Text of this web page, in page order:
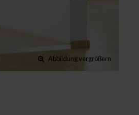
Abbildung vergrößern